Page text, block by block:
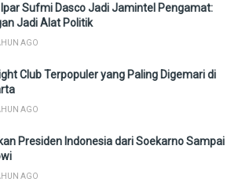
Sufmi Dasco Jadi Jamintel Pengamat:
Jadi Alat Politik
AGO
Club Terpopuler yang Paling Digemari di
AGO
Presiden Indonesia dari Soekarno Sampai
AGO